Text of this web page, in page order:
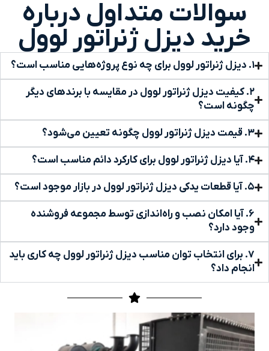
سوالات متداول درباره
خرید دیزل ژنراتور لوول
۱. دیزل ژنراتور لوول برای چه نوع پروژه‌هایی مناسب است؟
۲. کیفیت دیزل ژنراتور لوول در مقایسه با برندهای دیگر
چگونه است؟
۳. قیمت دیزل ژنراتور لوول چگونه تعیین می‌شود؟
۴. آیا دیزل ژنراتور لوول برای کارکرد دائم مناسب است؟
۵. آیا قطعات یدکی دیزل ژنراتور لوول در بازار موجود است؟
۶. آیا امکان نصب و راه‌اندازی توسط مجموعه فروشنده
وجود دارد؟
۷. برای انتخاب توان مناسب دیزل ژنراتور لوول چه کاری باید
انجام داد؟